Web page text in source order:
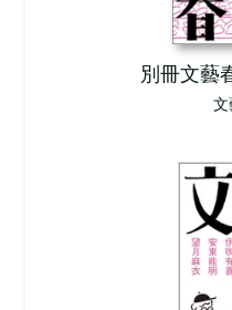
別冊文藝
文